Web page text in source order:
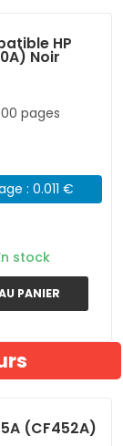
HP
Noir
pages
: 0.011 €
stock
PANIER
(CF452A)